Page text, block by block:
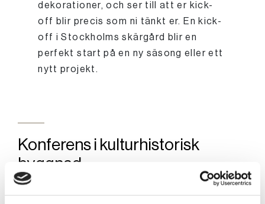
dekorationer, och ser till att er kick-
off blir precis som ni tänkt er. En kick-
off i Stockholms skärgård blir en
perfekt start på en ny säsong eller ett
nytt projekt.
Konferens i kulturhistorisk
byggnad